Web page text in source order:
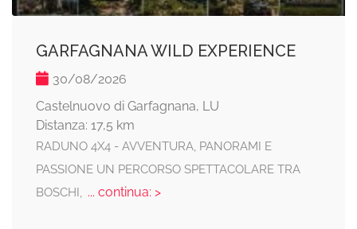
GARFAGNANA WILD EXPERIENCE
30/08/2026
Castelnuovo di Garfagnana, LU
Distanza: 17,5 km
RADUNO 4X4 - AVVENTURA, PANORAMI E
PASSIONE UN PERCORSO SPETTACOLARE TRA
BOSCHI, ... continua: >